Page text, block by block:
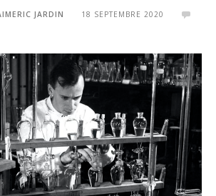
JARDIN
18 SEPTEMBRE 2020